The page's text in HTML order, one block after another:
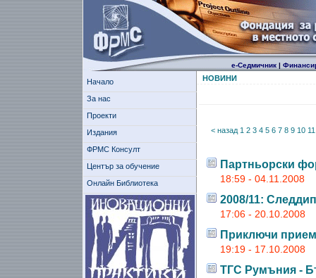
е-Седмичник|
Начало
За нас
Проекти
Издания
ФРМС Консулт
Център за обучение
Онлайн Библиотека
НОВИНИ
< назад 1 2 3 4 5 6 7 8 9 10 11
Партньорски
18:59 - 04.11.2008
2008/11:
17:06 - 20.10.2008
Приключи
19:19 - 17.10.2008
ТГС Румъния -